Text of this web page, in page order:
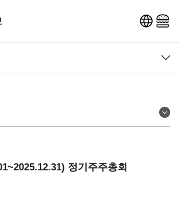
정기주주총회